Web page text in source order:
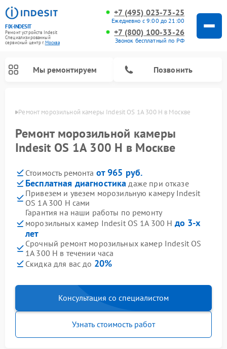
FIX-INDESIT
Ремонт устройств Indesit
Специализированный
cервисный центр г.Москва
+7 (495) 023-73-25
Ежедневно с 9:00 до 21:00
+7 (800) 100-33-26
Звонок бесплатный по РФ
Мы ремонтируем Позвонить
Ремонт морозильной камеры Indesit OS 1A 300 H в Москве
Ремонт морозильной камеры
Indesit OS 1A 300 H в Москве
Стоимость ремонта от 965 руб.
Бесплатная диагностика даже при отказе
Привезем и увезем морозильную камеру Indesit
OS 1A 300 H сами
Гарантия на наши работы по ремонту
морозильных камер Indesit OS 1A 300 H до 3-х
лет
Срочный ремонт морозильных камер Indesit OS
1A 300 H в течении часа
Скидка для вас до 20%
Консультация со специалистом
Узнать стоимость работ